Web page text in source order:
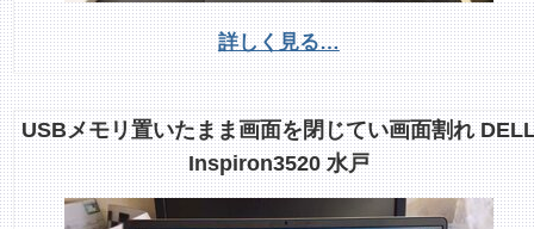
詳しく見る…
USBメモリ置いたまま画面を閉じてい画面割れ
Inspiron3520 水戸